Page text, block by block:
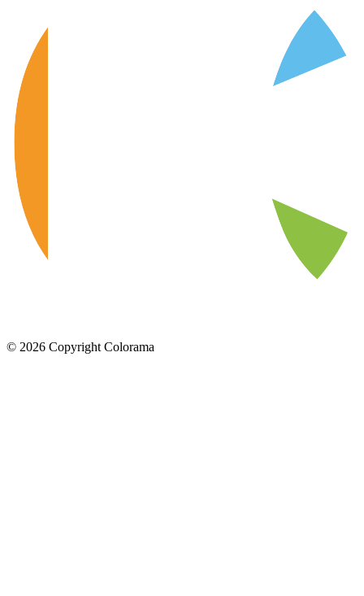
© 2026 Copyright Colorama